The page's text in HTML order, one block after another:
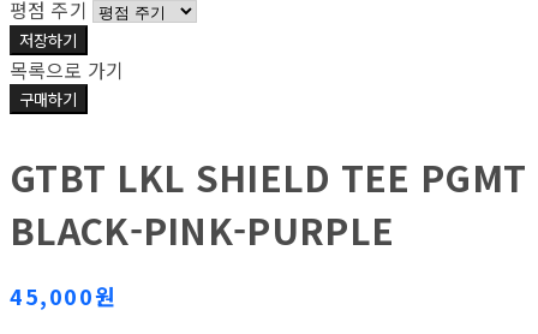
평점 주기
저장하기
목록으로 가기
구매하기
GTBT LKL SHIELD TEE PGMT
BLACK-PINK-PURPLE
45,000원